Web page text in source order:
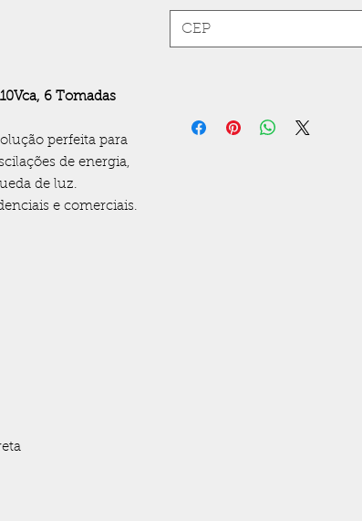
6 Tomadas
perfeita para
de energia,
de luz.
e comerciais.